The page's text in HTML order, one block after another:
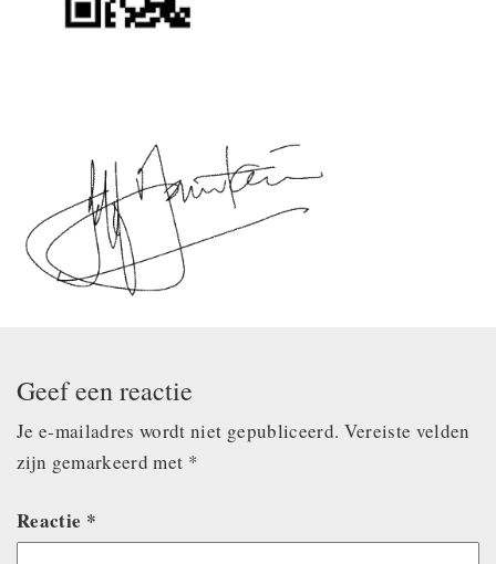
Geef een reactie
Je e-mailadres wordt niet gepubliceerd. Vereiste velden
zijn gemarkeerd met *
Reactie *